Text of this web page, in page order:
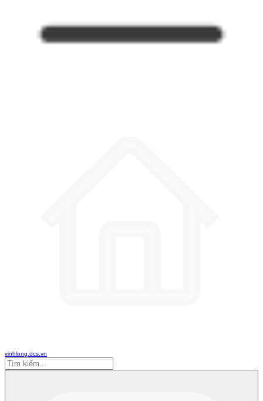
vinhlong.dcs.vn